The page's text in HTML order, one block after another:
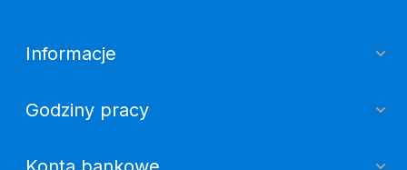
Informacje
Godziny pracy